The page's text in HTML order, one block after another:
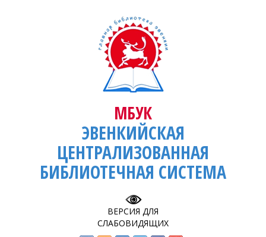
МБУК
ЭВЕНКИЙСКАЯ
ЦЕНТРАЛИЗОВАННАЯ
БИБЛИОТЕЧНАЯ СИСТЕМА
ВЕРСИЯ ДЛЯ
СЛАБОВИДЯЩИХ